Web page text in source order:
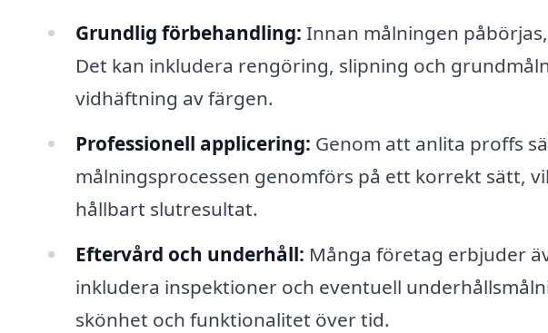
Grundlig förbehandling: Innan målningen
Det kan inkludera rengöring, slipning och
vidhäftning av färgen.
Professionell applicering: Genom att anlita proffs
målningsprocessen genomförs på ett korrekt sätt,
hållbart slutresultat.
Eftervård och underhåll: Många företag erbjuder
inkludera inspektioner och eventuell
skönhet och funktionalitet över tid.